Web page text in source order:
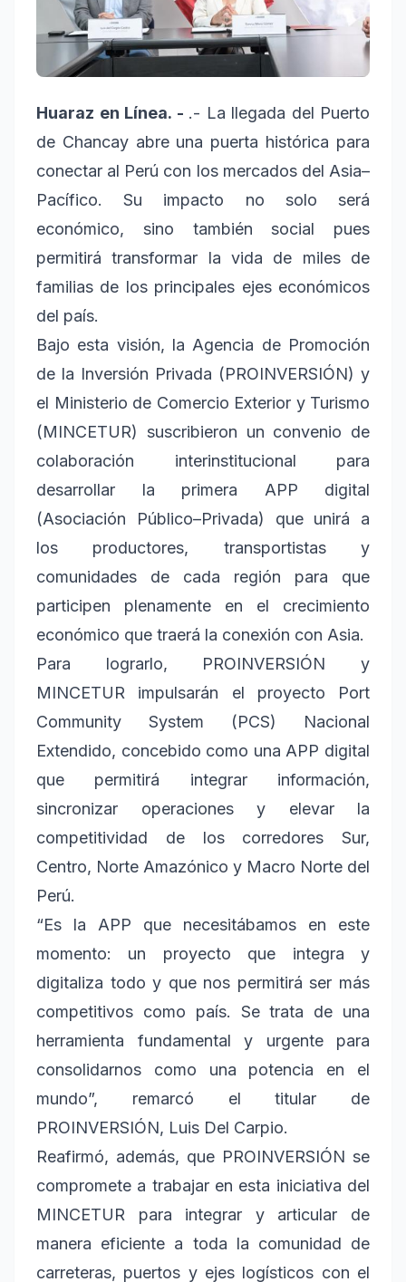
Huaraz en Línea. - .- La llegada del Puerto
de Chancay abre una puerta histórica para
conectar al Perú con los mercados del Asia–
Pacífico. Su impacto no solo será
económico, sino también social pues
permitirá transformar la vida de miles de
familias de los principales ejes económicos
del país.
Bajo esta visión, la Agencia de Promoción
de la Inversión Privada (PROINVERSIÓN) y
el Ministerio de Comercio Exterior y Turismo
(MINCETUR) suscribieron un convenio de
colaboración interinstitucional para
desarrollar la primera APP digital
(Asociación Público–Privada) que unirá a
los productores, transportistas y
comunidades de cada región para que
participen plenamente en el crecimiento
económico que traerá la conexión con Asia.
Para lograrlo, PROINVERSIÓN y
MINCETUR impulsarán el proyecto Port
Community System (PCS) Nacional
Extendido, concebido como una APP digital
que permitirá integrar información,
sincronizar operaciones y elevar la
competitividad de los corredores Sur,
Centro, Norte Amazónico y Macro Norte del
Perú.
“Es la APP que necesitábamos en este
momento: un proyecto que integra y
digitaliza todo y que nos permitirá ser más
competitivos como país. Se trata de una
herramienta fundamental y urgente para
consolidarnos como una potencia en el
mundo”, remarcó el titular de
PROINVERSIÓN, Luis Del Carpio.
Reafirmó, además, que PROINVERSIÓN se
compromete a trabajar en esta iniciativa del
MINCETUR para integrar y articular de
manera eficiente a toda la comunidad de
carreteras, puertos y ejes logísticos con el